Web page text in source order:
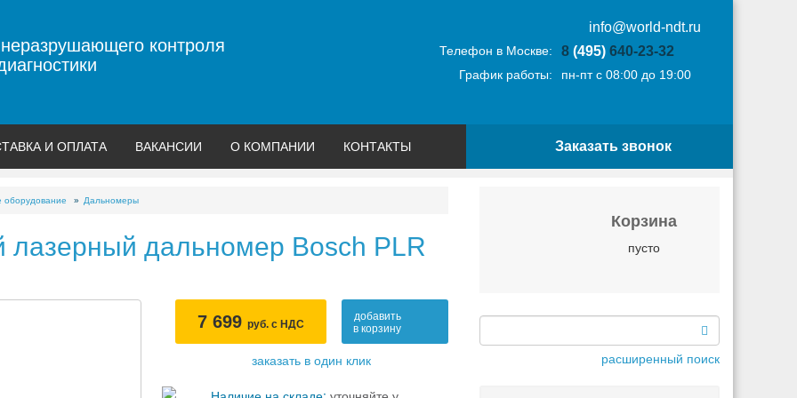
контроля
info@world-ndt.ru
Телефон в Москве: 8 (495)640-23-32
График работы: пн-пт с 08:00 до 19:00
И ОПЛАТА ВАКАНСИИ О КОМПАНИИ КОНТАКТЫ Заказать звонок
оборудование Дальномеры
дальномер Bosch PLR
7 699 руб. с НДС
добавить
в корзину
заказать в один клик
Корзина
пусто
расширенный поиск